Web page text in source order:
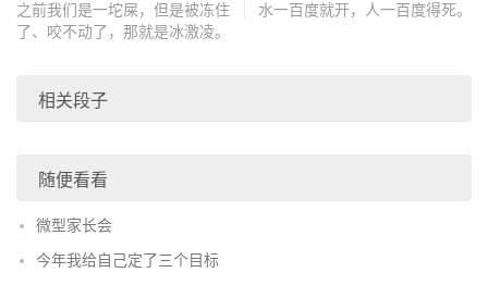
之前我们是一坨屎，但是被冻住
了、咬不动了，那就是冰激凌。
水一百度就开，人一百度得死。
相关段子
随便看看
微型家长会
今年我给自己定了三个目标